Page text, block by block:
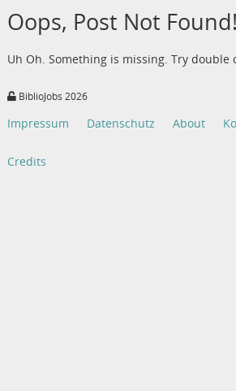
Oops, Post Not Found!
Uh Oh. Something is missing. Try double
BiblioJobs 2026
Impressum Datenschutz About
Credits